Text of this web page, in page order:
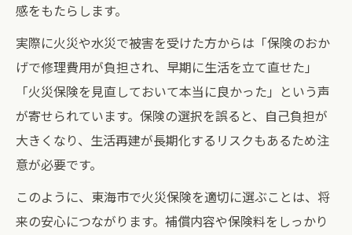
感をもたらします。
実際に火災や水災で被害を受けた方からは「保険のおか
げで修理費用が負担され、早期に生活を立て直せた」
「火災保険を見直しておいて本当に良かった」という声
が寄せられています。保険の選択を誤ると、自己負担が
大きくなり、生活再建が長期化するリスクもあるため注
意が必要です。
このように、東海市で火災保険を適切に選ぶことは、将
来の安心につながります。補償内容や保険料をしっかり